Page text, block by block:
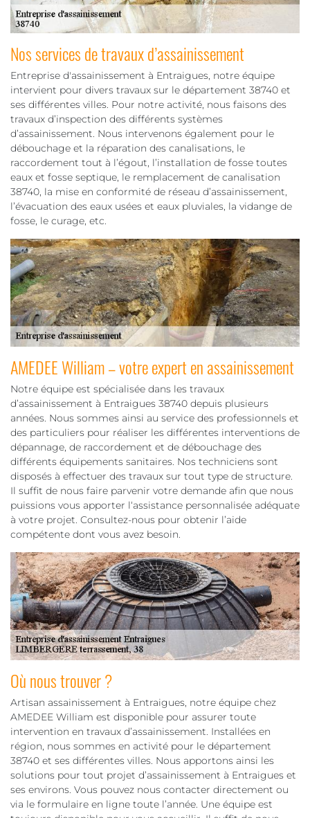
Nos services de travaux d’assainissement
Entreprise d'assainissement à Entraigues, notre équipe
intervient pour divers travaux sur le département 38740 et
ses différentes villes. Pour notre activité, nous faisons des
travaux d’inspection des différents systèmes
d’assainissement. Nous intervenons également pour le
débouchage et la réparation des canalisations, le
raccordement tout à l’égout, l’installation de fosse toutes
eaux et fosse septique, le remplacement de canalisation
38740, la mise en conformité de réseau d’assainissement,
l’évacuation des eaux usées et eaux pluviales, la vidange de
fosse, le curage, etc.
AMEDEE William – votre expert en assainissement
Notre équipe est spécialisée dans les travaux
d’assainissement à Entraigues 38740 depuis plusieurs
années. Nous sommes ainsi au service des professionnels et
des particuliers pour réaliser les différentes interventions de
dépannage, de raccordement et de débouchage des
différents équipements sanitaires. Nos techniciens sont
disposés à effectuer des travaux sur tout type de structure.
Il suffit de nous faire parvenir votre demande afin que nous
puissions vous apporter l‘assistance personnalisée adéquate
à votre projet. Consultez-nous pour obtenir l’aide
compétente dont vous avez besoin.
Où nous trouver ?
Artisan assainissement à Entraigues, notre équipe chez
AMEDEE William est disponible pour assurer toute
intervention en travaux d’assainissement. Installées en
région, nous sommes en activité pour le département
38740 et ses différentes villes. Nous apportons ainsi les
solutions pour tout projet d’assainissement à Entraigues et
ses environs. Vous pouvez nous contacter directement ou
via le formulaire en ligne toute l’année. Une équipe est